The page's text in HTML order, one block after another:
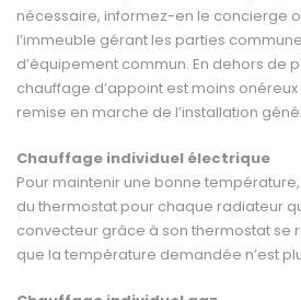
nécessaire, in­formez-en le concierge
l’immeuble gérant les parties
d’équipement commun. En dehors de
chauffage d’appoint est moins
remise en marche de l’installation
Chauffage individuel électrique
Pour maintenir une bonne
du thermostat pour chaque radiateur
convecteur grâce à son thermostat se
que la température demandée n’est